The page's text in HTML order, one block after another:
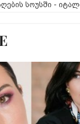
სოუსში -